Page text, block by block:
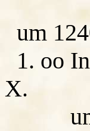
um
1. oo
X.
um